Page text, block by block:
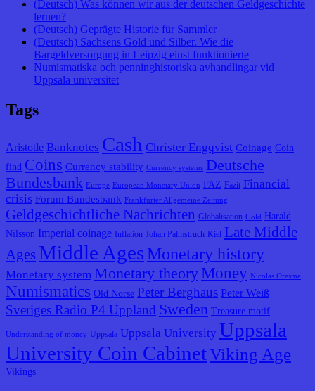
(Deutsch) Was können wir aus der deutschen Geldgeschichte
lernen?
(Deutsch) Geprägte Historie für Sammler
(Deutsch) Sachsens Gold und Silber. Wie die
Bargeldversorgung in Leipzig einst funktionierte
Numismatiska och penninghistoriska avhandlingar vid
Uppsala universitet
Tags
Aristotle Banknotes Cash Christer Engqvist Coinage Coin
find Coins Currency stability Currency systems Deutsche
Bundesbank
Europe European Monetary Union FAZ Fazit Financial
crisis Forum Bundesbank Frankfurter Allgemeine Zeitung
Geldgeschichtliche Nachrichten Globalisation Gold
Harald
Nilsson Imperial coinage Inflation Johan Palmstruch Kiel Late Middle
Ages Middle Ages Monetary history
Monetary system Monetary theory Money Nicolas Oresme
Numismatics Old Norse Peter Berghaus Peter Weiß
Sveriges Radio P4 Uppland Sweden Treasure motif
Understanding of money Uppsala Uppsala University Uppsala
University Coin CabinetViking Age
Vikings